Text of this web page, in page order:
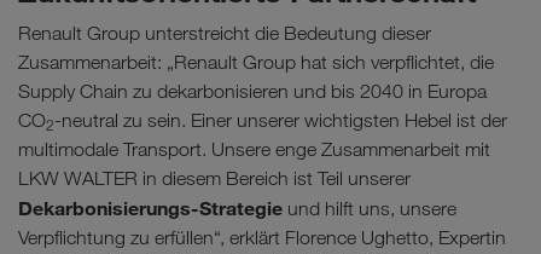
Renault Group unterstreicht die Bedeutung dieser
Zusammenarbeit: „Renault Group hat sich verpflichtet, die
Supply Chain zu dekarbonisieren und bis 2040 in Europa
CO2-neutral zu sein. Einer unserer wichtigsten Hebel ist der
multimodale Transport. Unsere enge Zusammenarbeit mit
LKW WALTER in diesem Bereich ist Teil unserer
Dekarbonisierungs-Strategie und hilft uns, unsere
Verpflichtung zu erfüllen“, erklärt Florence Ughetto, Expertin